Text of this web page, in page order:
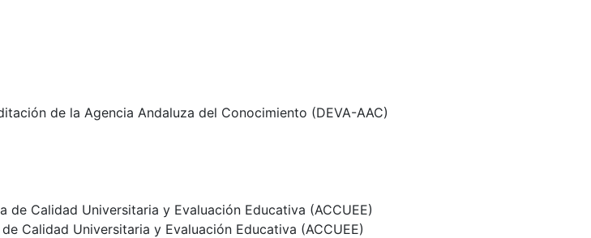
de la Agencia Andaluza del Conocimiento (DEVA-AAC)
de Calidad Universitaria y Evaluación Educativa (ACCUEE)
Calidad Universitaria y Evaluación Educativa (ACCUEE)